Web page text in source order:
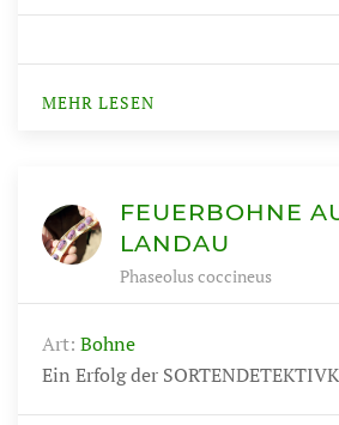
MEHR LESEN
FEUERBOHNE
LANDAU
Phaseolus coccineus
Art: Bohne
Ein Erfolg der